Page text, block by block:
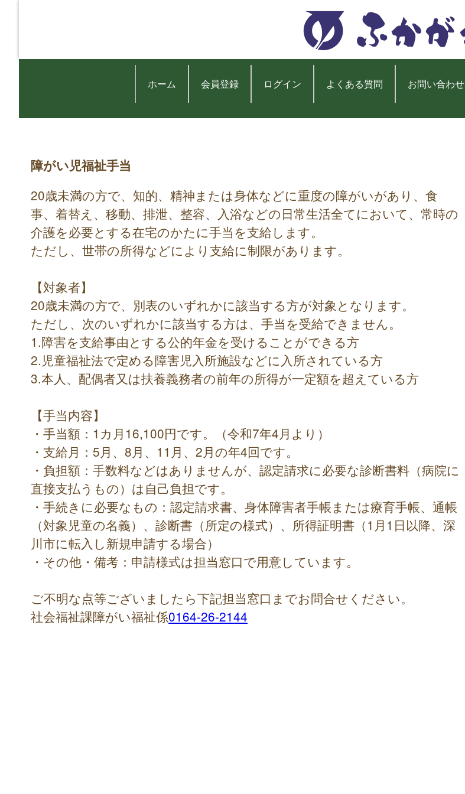
ホーム 会員登録 ログイン よくある質問 お問い合わせ
障がい児福祉手当
20歳未満の方で、知的、精神または身体などに重度の障がいがあり、食
事、着替え、移動、排泄、整容、入浴などの日常生活全てにおいて、常時の
介護を必要とする在宅のかたに手当を支給します。
ただし、世帯の所得などにより支給に制限があります。
【対象者】
20歳未満の方で、別表のいずれかに該当する方が対象となります。
ただし、次のいずれかに該当する方は、手当を受給できません。
1.障害を支給事由とする公的年金を受けることができる方
2.児童福祉法で定める障害児入所施設などに入所されている方
3.本人、配偶者又は扶養義務者の前年の所得が一定額を超えている方
【手当内容】
・手当額：1カ月16,100円です。（令和7年4月より）
・支給月：5月、8月、11月、2月の年4回です。
・負担額：手数料などはありませんが、認定請求に必要な診断書料（病院に
直接支払うもの）は自己負担です。
・手続きに必要なもの：認定請求書、身体障害者手帳または療育手帳、通帳
（対象児童の名義）、診断書（所定の様式）、所得証明書（1月1日以降、深
川市に転入し新規申請する場合）
・その他・備考：申請様式は担当窓口で用意しています。
ご不明な点等ございましたら下記担当窓口までお問合せください。
社会福祉課障がい福祉係0164-26-2144